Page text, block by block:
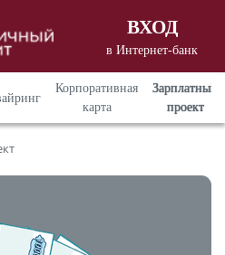
ВХОД
в Интернет-банк
Вход в Интернет - банкингдля
корпоративных клиентов
Вход в Интернет - банкинг
Корпоративная
карта
Зарплатный
проект